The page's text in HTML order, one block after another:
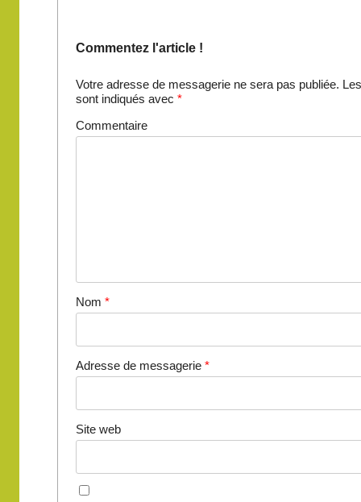
Commentez l'article !
Votre adresse de messagerie ne sera pas publiée.
sont indiqués avec *
Commentaire
Nom *
Adresse de messagerie *
Site web